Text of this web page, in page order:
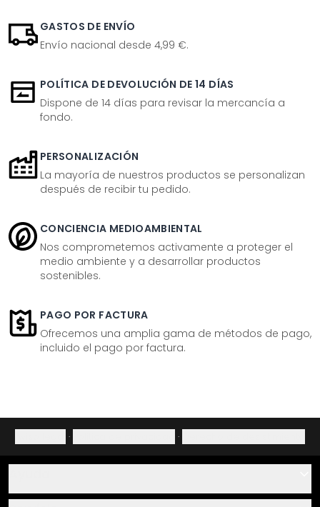
GASTOS DE ENVÍO
Envío nacional desde 4,99 €.
POLÍTICA DE DEVOLUCIÓN DE 14 DÍAS
Dispone de 14 días para revisar la mercancía a
fondo.
PERSONALIZACIÓN
La mayoría de nuestros productos se personalizan
después de recibir tu pedido.
CONCIENCIA MEDIOAMBIENTAL
Nos comprometemos activamente a proteger el
medio ambiente y a desarrollar productos
sostenibles.
PAGO POR FACTURA
Ofrecemos una amplia gama de métodos de pago,
incluido el pago por factura.
· ·